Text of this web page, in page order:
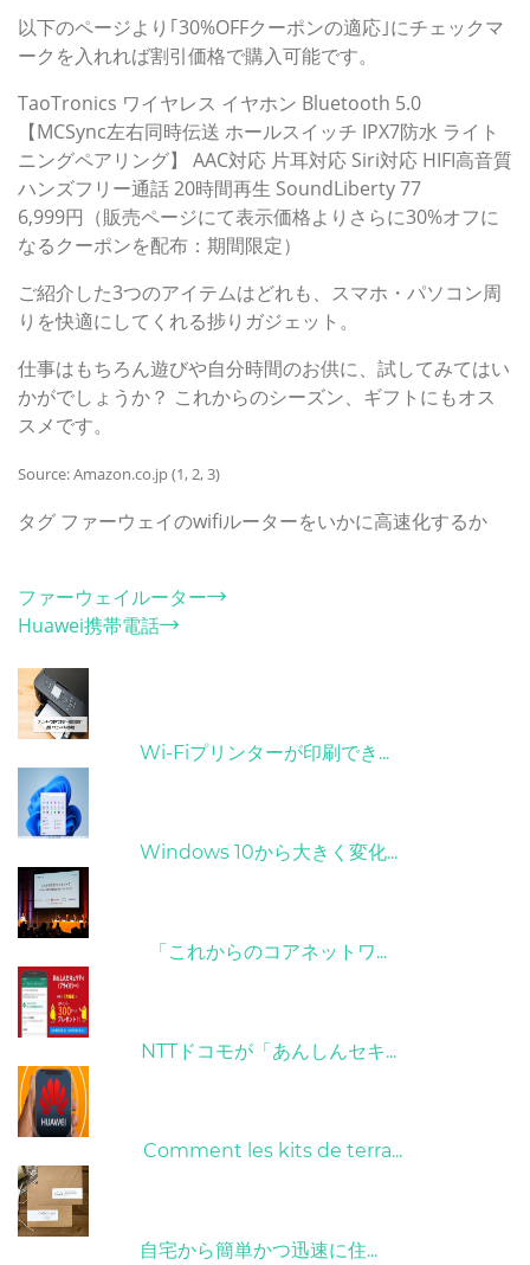
以下のページより｢30%OFFクーポンの適応｣にチェックマ
ークを入れれば割引価格で購入可能です。
TaoTronics ワイヤレス イヤホン Bluetooth 5.0
【MCSync左右同時伝送 ホールスイッチ IPX7防水 ライト
ニングペアリング】 AAC対応 片耳対応 Siri対応 HIFI高音質
ハンズフリー通話 20時間再生 SoundLiberty 77
6,999円（販売ページにて表示価格よりさらに30%オフに
なるクーポンを配布：期間限定）
ご紹介した3つのアイテムはどれも、スマホ・パソコン周
りを快適にしてくれる捗りガジェット。
仕事はもちろん遊びや自分時間のお供に、試してみてはい
かがでしょうか？ これからのシーズン、ギフトにもオス
スメです。
Source: Amazon.co.jp (1, 2, 3)
タグ ファーウェイのwifiルーターをいかに高速化するか
ファーウェイルーター
Huawei携帯電話
Wi-Fiプリンターが印刷でき...
Windows 10から大きく変化...
「これからのコアネットワ...
NTTドコモが「あんしんセキ...
Comment les kits de terra...
自宅から簡単かつ迅速に住...